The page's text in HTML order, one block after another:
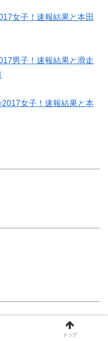
女子！速報結果と本田
男子！速報結果と滑走
女子！速報結果と本
トップ